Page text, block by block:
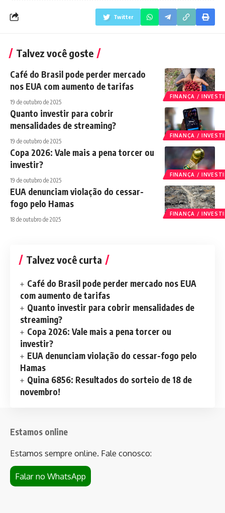
Twitter
Talvez você goste
FINANÇA /
Café do Brasil pode perder mercado
nos EUA com aumento de tarifas
19 de outubro de 2025
FINANÇA /
Quanto investir para cobrir
mensalidades de streaming?
19 de outubro de 2025
FINANÇA /
Copa 2026: Vale mais a pena torcer ou
investir?
19 de outubro de 2025
FINANÇA /
EUA denunciam violação do cessar-
fogo pelo Hamas
18 de outubro de 2025
Talvez você curta
Café do Brasil pode perder mercado nos EUA
com aumento de tarifas
Quanto investir para cobrir mensalidades de
streaming?
Copa 2026: Vale mais a pena torcer ou
investir?
EUA denunciam violação do cessar-fogo pelo
Hamas
Quina 6856: Resultados do sorteio de 18 de
novembro!
Estamos online
Estamos sempre online. Fale conosco:
Falar no WhatsApp